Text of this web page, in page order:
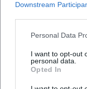
Downstream
Personal Data
I want to opt-out
personal data.
Opted In